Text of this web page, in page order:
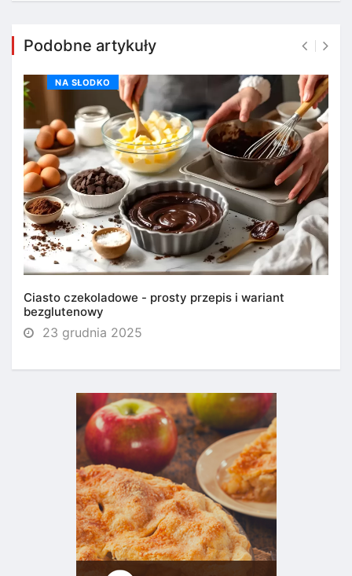
Podobne artykuły
NA SŁODKO
Ciasto czekoladowe - prosty przepis i wariant
bezglutenowy
23 grudnia 2025